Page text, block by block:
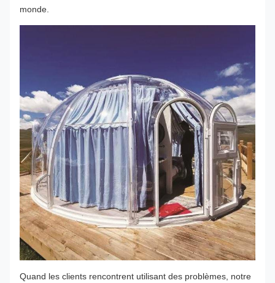
monde.
Quand les clients rencontrent utilisant des problèmes, notre